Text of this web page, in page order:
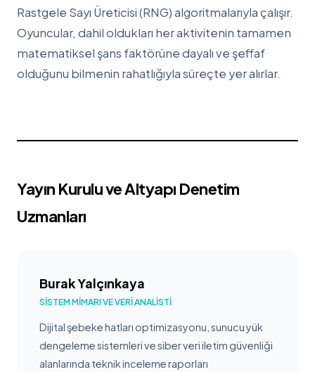
Rastgele Sayı Üreticisi (RNG) algoritmalarıyla çalışır.
Oyuncular, dahil oldukları her aktivitenin tamamen
matematiksel şans faktörüne dayalı ve şeffaf
olduğunu bilmenin rahatlığıyla süreçte yer alırlar.
Yayın Kurulu ve Altyapı Denetim
Uzmanları
Burak Yalçınkaya
SISTEM MIMARI VE VERI ANALISTI
Dijital şebeke hatları optimizasyonu, sunucu yük
dengeleme sistemleri ve siber veri iletim güvenliği
alanlarında teknik inceleme raporları